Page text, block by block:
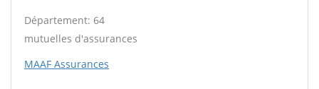
Département: 64
mutuelles d'assurances
MAAF Assurances